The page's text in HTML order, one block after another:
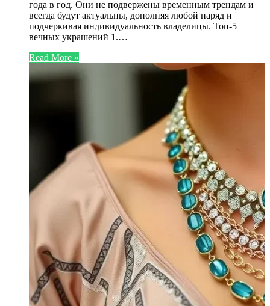
года в год. Они не подвержены временным трендам и
всегда будут актуальны, дополняя любой наряд и
подчеркивая индивидуальность владелицы. Топ-5
вечных украшений 1.…
Read More »